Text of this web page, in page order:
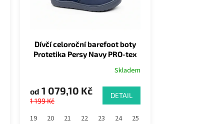
28 29 30 31 32 33 34
Dívčí celoroční barefoot boty
Protetika Persy Navy PRO-tex
Skladem
od 1 079,10 Kč
1 199 Kč
DETAIL
19 20 21 22 23 24 25